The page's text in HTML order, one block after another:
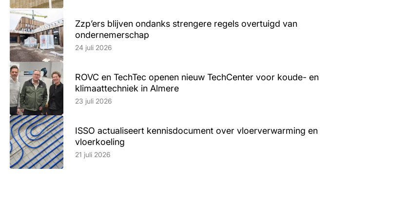
Zzp’ers blijven ondanks strengere regels overtuigd van
ondernemerschap
Lees artikel
24 juli 2026
ROVC en TechTec openen nieuw TechCenter voor koude- en
klimaattechniek in Almere
Lees artikel
23 juli 2026
ISSO actualiseert kennisdocument over vloerverwarming en
vloerkoeling
Lees artikel
21 juli 2026